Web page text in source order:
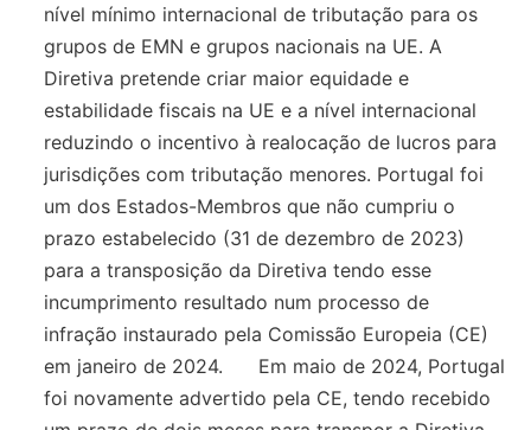
nível mínimo internacional de tributação para os
grupos de EMN e grupos nacionais na UE. A
Diretiva pretende criar maior equidade e
estabilidade fiscais na UE e a nível internacional
reduzindo o incentivo à realocação de lucros para
jurisdições com tributação menores. Portugal foi
um dos Estados-Membros que não cumpriu o
prazo estabelecido (31 de dezembro de 2023)
para a transposição da Diretiva tendo esse
incumprimento resultado num processo de
infração instaurado pela Comissão Europeia (CE)
em janeiro de 2024. Em maio de 2024, Portugal
foi novamente advertido pela CE, tendo recebido